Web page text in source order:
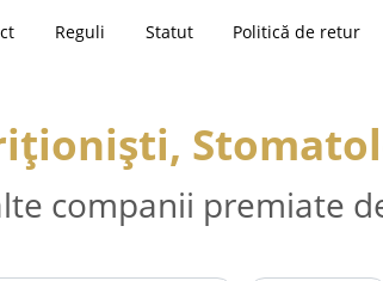
Reguli Statut Politică de retur
companii premiate